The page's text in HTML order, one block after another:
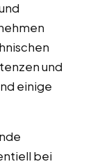
und
einige
bei